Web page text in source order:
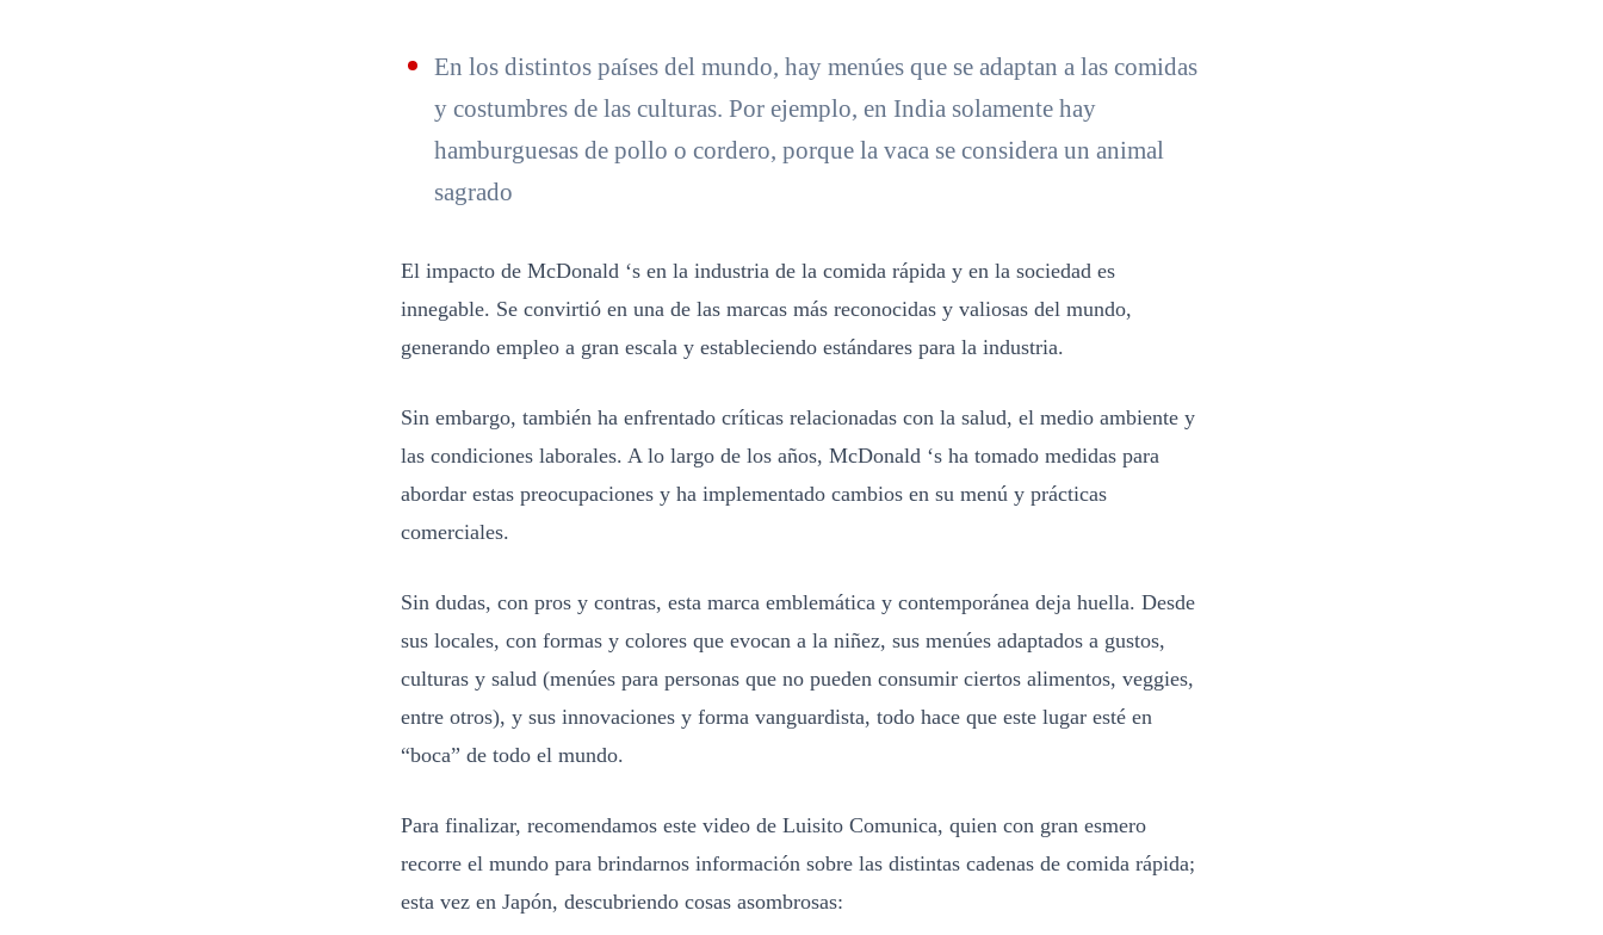
En los distintos países del mundo, hay menúes que se adaptan a las comidas
y costumbres de las culturas. Por ejemplo, en India solamente hay
hamburguesas de pollo o cordero, porque la vaca se considera un animal
sagrado
El impacto de McDonald ‘s en la industria de la comida rápida y en la sociedad es
innegable. Se convirtió en una de las marcas más reconocidas y valiosas del mundo,
generando empleo a gran escala y estableciendo estándares para la industria.
Sin embargo, también ha enfrentado críticas relacionadas con la salud, el medio ambiente y
las condiciones laborales. A lo largo de los años, McDonald ‘s ha tomado medidas para
abordar estas preocupaciones y ha implementado cambios en su menú y prácticas
comerciales.
Sin dudas, con pros y contras, esta marca emblemática y contemporánea deja huella. Desde
sus locales, con formas y colores que evocan a la niñez, sus menúes adaptados a gustos,
culturas y salud (menúes para personas que no pueden consumir ciertos alimentos, veggies,
entre otros), y sus innovaciones y forma vanguardista, todo hace que este lugar esté en
“boca” de todo el mundo.
Para finalizar, recomendamos este video de Luisito Comunica, quien con gran esmero
recorre el mundo para brindarnos información sobre las distintas cadenas de comida rápida;
esta vez en Japón, descubriendo cosas asombrosas: